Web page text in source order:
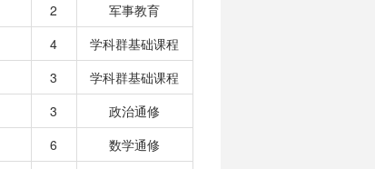
2
军事教育
4
学科群基础课程
3
学科群基础课程
3
政治通修
6
数学通修